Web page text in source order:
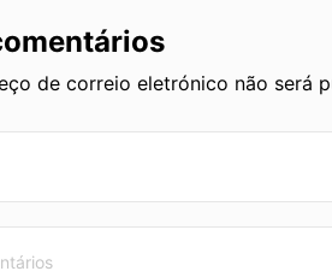
de correio eletrónico não será